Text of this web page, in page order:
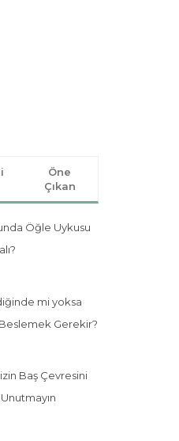
Öne
Çıkan
Öğle Uykusu
mi yoksa
Gerekir?
Baş Çevresini